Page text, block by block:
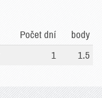
Počet dní
body
1 1.5